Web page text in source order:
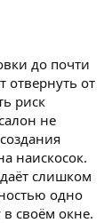
до почти
отвернуть от
риск
не
наискосок.
слишком
одно
своём окне.